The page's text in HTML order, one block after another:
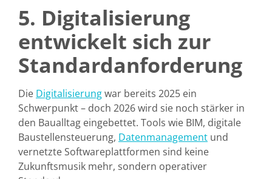
5. Digitalisierung
entwickelt sich zur
Standardanforderung
Die Digitalisierungwar bereits 2025 ein
Schwerpunkt – doch 2026 wird sie noch stärker in
den Baualltag eingebettet. Tools wie BIM, digitale
Baustellensteuerung, Datenmanagement und
vernetzte Softwareplattformen sind keine
Zukunftsmusik mehr, sondern operativer